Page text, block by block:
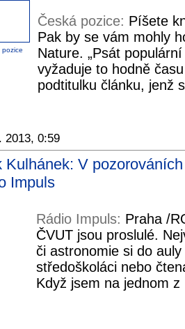
pozice
Česká pozice: Píšete
Pak by se vám mohly
Nature. „Psát
vyžaduje to hodně
podtitulku článku, jenž
2013, 0:59
Kulhánek: V
Impuls
Rádio Impuls: Praha /
ČVUT jsou proslulé.
či astronomie si do
středoškoláci nebo
Když jsem na jednom